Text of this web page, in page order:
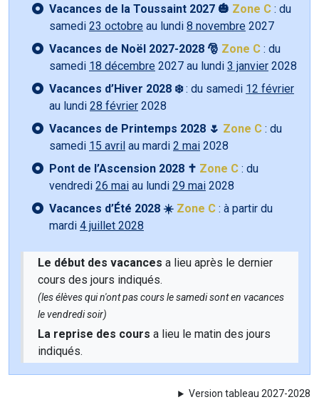
Vacances de la Toussaint 2027 🎃 Zone C : du
samedi 23 octobre au lundi 8 novembre 2027
Vacances de Noël 2027-2028 🎅 Zone C : du
samedi 18 décembre 2027 au lundi 3 janvier 2028
Vacances d’Hiver 2028 ❄️: du samedi 12 février
au lundi 28 février 2028
Vacances de Printemps 2028 🌷 Zone C : du
samedi 15 avril au mardi 2 mai 2028
Pont de l’Ascension 2028 ✝️ Zone C : du
vendredi 26 mai au lundi 29 mai 2028
Vacances d’Été 2028 ☀️ Zone C : à partir du
mardi 4 juillet 2028
Le début des vacances a lieu après le dernier
cours des jours indiqués.
(les élèves qui n'ont pas cours le samedi sont en vacances
le vendredi soir)
La reprise des cours a lieu le matin des jours
indiqués.
Version tableau 2027-2028